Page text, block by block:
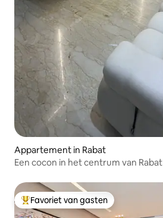
Appartement in Rabat
Een cocon in het centrum van Rabat
Topfavoriet van gasten
Favoriet van gasten